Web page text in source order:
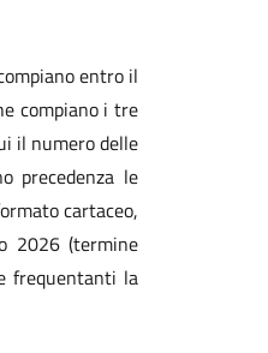
entro il
compiano i tre
il numero delle
precedenza le
cartaceo,
2026 (termine
frequentanti la